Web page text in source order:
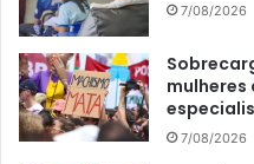
7/08/2026
mulheres
7/08/2026